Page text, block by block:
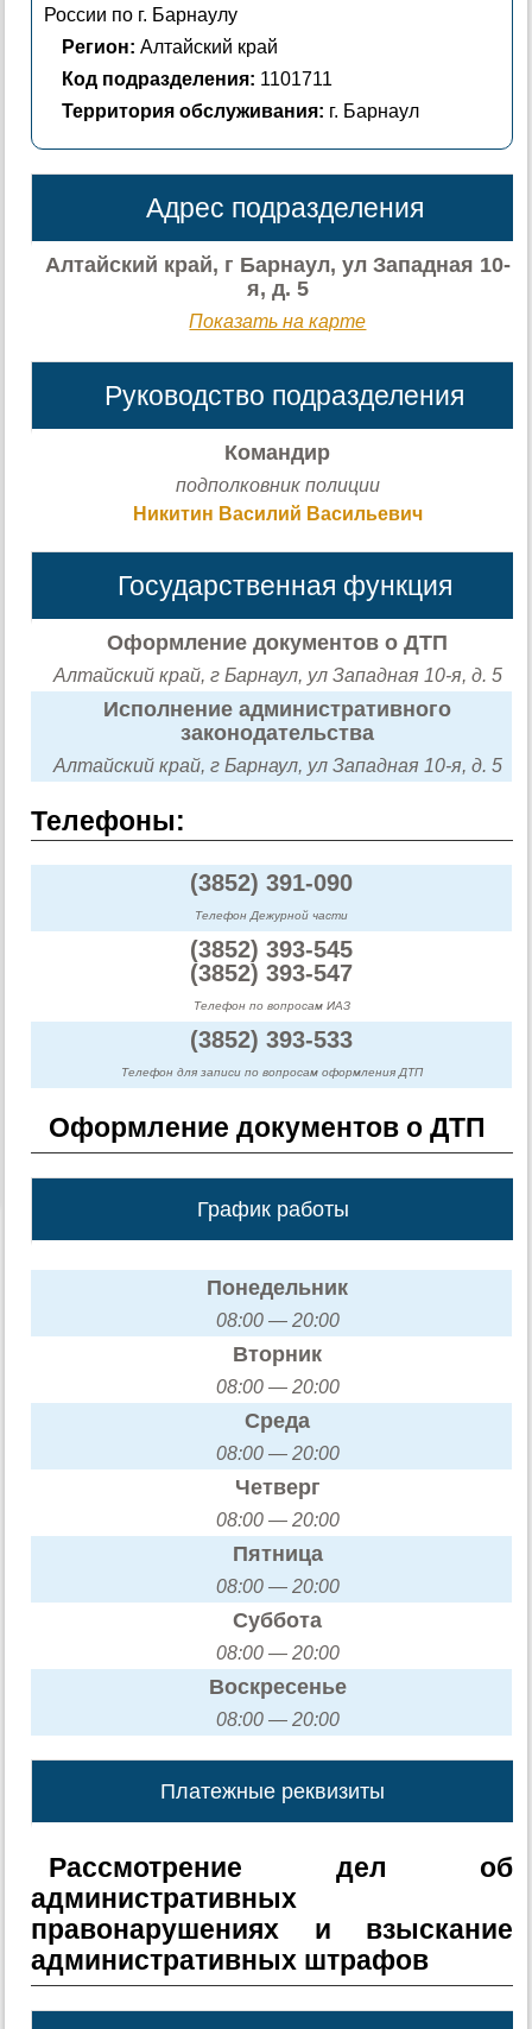
России по г. Барнаулу
Регион: Алтайский край
Код подразделения: 1101711
Территория обслуживания: г. Барнаул
Адрес подразделения
Алтайский край, г Барнаул, ул Западная 10-
я, д. 5
Показать на карте
Руководство подразделения
Командир
подполковник полиции
Никитин Василий Васильевич
Государственная функция
Оформление документов о ДТП
Алтайский край, г Барнаул, ул Западная 10-я, д. 5
Исполнение административного
законодательства
Алтайский край, г Барнаул, ул Западная 10-я, д. 5
Телефоны:
(3852) 391-090
Телефон Дежурной части
(3852) 393-545
(3852) 393-547
Телефон по вопросам ИАЗ
(3852) 393-533
Телефон для записи по вопросам оформления ДТП
Оформление документов о ДТП
График работы
Понедельник
08:00 — 20:00
Вторник
08:00 — 20:00
Среда
08:00 — 20:00
Четверг
08:00 — 20:00
Пятница
08:00 — 20:00
Суббота
08:00 — 20:00
Воскресенье
08:00 — 20:00
Платежные реквизиты
Рассмотрение дел об
административных
правонарушениях и взыскание
административных штрафов